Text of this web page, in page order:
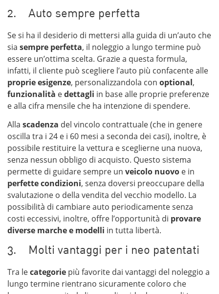
2. Auto sempre perfetta
Se si ha il desiderio di mettersi alla guida di un’auto che
sia sempre perfetta, il noleggio a lungo termine può
essere un’ottima scelta. Grazie a questa formula,
infatti, il cliente può scegliere l’auto più confacente alle
proprie esigenze, personalizzandola con optional,
funzionalità edettagli in base alle proprie preferenze
e alla cifra mensile che ha intenzione di spendere.
Alla scadenza del vincolo contrattuale (che in genere
oscilla tra i 24 e i 60 mesi a seconda dei casi), inoltre, è
possibile restituire la vettura e sceglierne una nuova,
senza nessun obbligo di acquisto. Questo sistema
permette di guidare sempre un veicolo nuovo e in
perfette condizioni, senza doversi preoccupare della
svalutazione o della vendita del vecchio modello. La
possibilità di cambiare auto periodicamente senza
costi eccessivi, inoltre, offre l’opportunità di provare
diverse marche e modelli in tutta libertà.
3. Molti vantaggi per i neo patentati
Tra lecategorie più favorite dai vantaggi del noleggio a
lungo termine rientrano sicuramente coloro che